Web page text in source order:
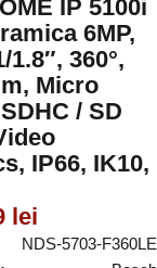
IP 5100i
6MP,
1.8″, 360°,
Micro
/ SD
IP66, IK10,
lei
NDS-5703-F360LE